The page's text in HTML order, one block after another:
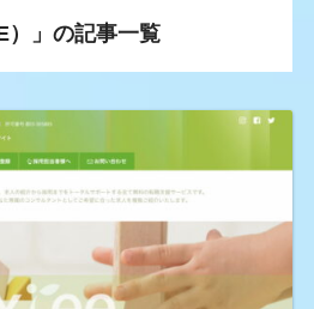
）」の記事一覧